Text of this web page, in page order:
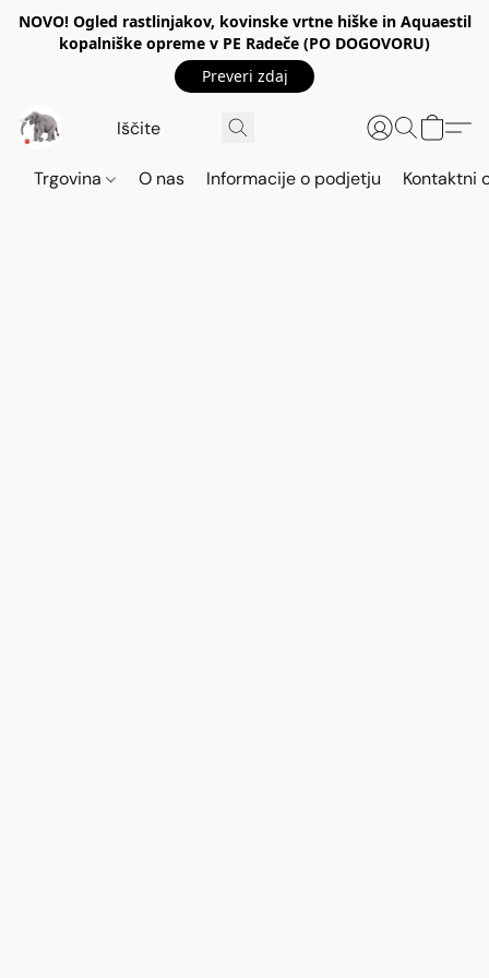
NOVO! Ogled rastlinjakov, kovinske vrtne hiške in Aquaestil
kopalniške opreme v PE Radeče (PO DOGOVORU)
Preveri zdaj
Trgovina O nas Informacije o podjetju Kontaktni